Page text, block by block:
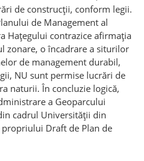
de construcții, conform legii.
de Management al
Hațegului contrazice afirmația
zonare, o încadrare a siturilor
de management durabil,
NU sunt permise lucrări de
naturii. În concluzie logică,
a Geoparcului
cadrul Universității din
Draft de Plan de